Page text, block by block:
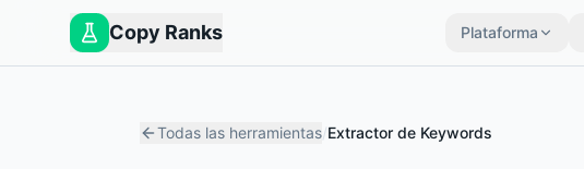
Copy Ranks Plataforma
Todas las herramientas/Extractor de Keywords